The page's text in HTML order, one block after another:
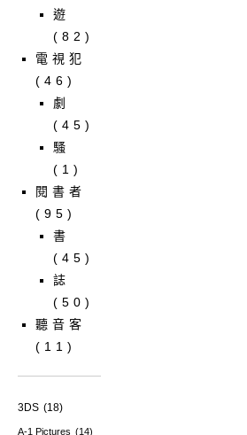
遊
(82)
電視犯
(46)
劇
(45)
騷
(1)
閱書者
(95)
書
(45)
誌
(50)
聽音客
(11)
3DS (18)
A-1 Pictures (14)